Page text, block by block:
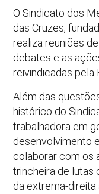
O Sindicato dos
das Cruzes,
realiza reuniões
debates e as
reivindicadas pela
Além das
histórico do
trabalhadora em
desenvolvimento
colaborar com os
trincheira de lutas
da extrema-direita